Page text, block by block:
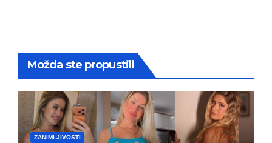
Možda ste propustili
ZANIMLJIVOSTI